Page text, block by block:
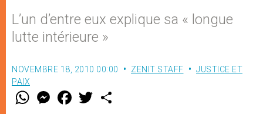
L’un d’entre eux explique sa « longue
lutte intérieure »
NOVEMBRE 18, 2010 00:00 ZENIT STAFF
JUSTICE ET
PAIX
W M
e
F
a w